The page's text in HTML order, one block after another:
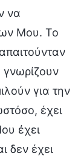
να
Μου. Το
για την
έχει
έχει
δεν έχει